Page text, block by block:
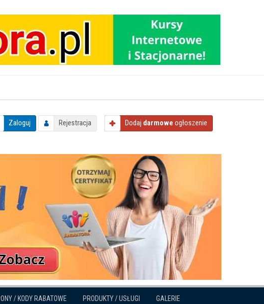
Zaloguj Rejestracja Dodaj darmowe ogłoszenie
/ KODY RABATOWE PRODUKTY / USŁUGI GALERIE